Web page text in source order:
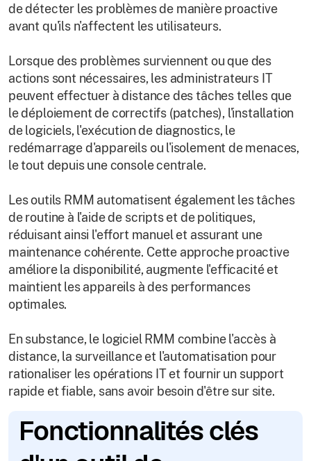
de détecter les problèmes de manière proactive
avant qu'ils n'affectent les utilisateurs.
Lorsque des problèmes surviennent ou que des
actions sont nécessaires, les administrateurs IT
peuvent effectuer à distance des tâches telles que
le déploiement de correctifs (patches), l'installation
de logiciels, l'exécution de diagnostics, le
redémarrage d'appareils ou l'isolement de menaces,
le tout depuis une console centrale.
Les outils RMM automatisent également les tâches
de routine à l'aide de scripts et de politiques,
réduisant ainsi l'effort manuel et assurant une
maintenance cohérente. Cette approche proactive
améliore la disponibilité, augmente l'efficacité et
maintient les appareils à des performances
optimales.
En substance, le logiciel RMM combine l'accès à
distance, la surveillance et l'automatisation pour
rationaliser les opérations IT et fournir un support
rapide et fiable, sans avoir besoin d'être sur site.
Fonctionnalités clés